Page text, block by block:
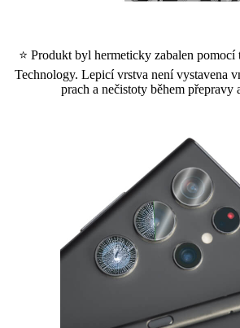
⭐ Produkt byl hermeticky zabalen
Technology. Lepicí vrstva není vystavena
prach a nečistoty během přepravy